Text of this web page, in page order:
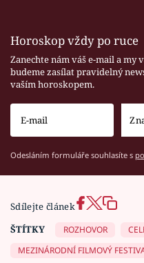
Horoskop vždy po ruce
Zanechte nám váš e-mail a my
budeme zasílat pravidelný
vaším horoskopem.
Odesláním formuláře souhlasíte s
Sdílejte článek
ŠTÍTKY
ROZHOVOR
MEZINÁRODNÍ FILMOVÝ